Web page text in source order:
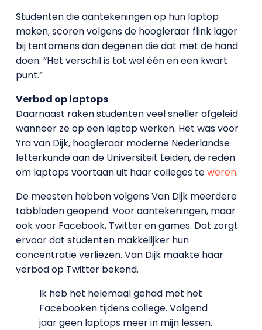
Studenten die aantekeningen op hun laptop
maken, scoren volgens de hoogleraar flink lager
bij tentamens dan degenen die dat met de hand
doen. “Het verschil is tot wel één en een kwart
punt.”
Verbod op laptops
Daarnaast raken studenten veel sneller afgeleid
wanneer ze op een laptop werken. Het was voor
Yra van Dijk, hoogleraar moderne Nederlandse
letterkunde aan de Universiteit Leiden, de reden
om laptops voortaan uit haar colleges teweren.
De meesten hebben volgens Van Dijk meerdere
tabbladen geopend. Voor aantekeningen, maar
ook voor Facebook, Twitter en games. Dat zorgt
ervoor dat studenten makkelijker hun
concentratie verliezen. Van Dijk maakte haar
verbod op Twitter bekend.
Ik heb het helemaal gehad met het
Facebooken tijdens college. Volgend
jaar geen laptops meer in mijn lessen.